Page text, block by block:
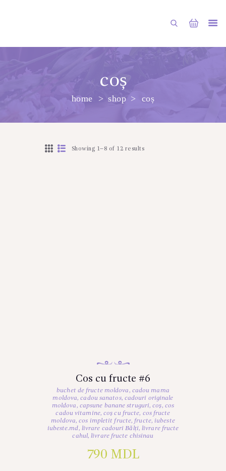
coș
home shop coș
ГЛАВНАЯ
МАГАЗИН
Showing 1–8 of 12 results
Cos cu fructe #6
buchet de fructe moldova, cadou mama
moldova,cadou sanatos, cadouri originale
moldova, capsune banane struguri,coș, cos
cadou vitamine,coș cu fructe, cos fructe
moldova,cos impletit fructe, fructe, iubeste
iubeste.md, livrare cadouri Bălți,livrare fructe
cahul,livrare fructe chisinau
790 MDL